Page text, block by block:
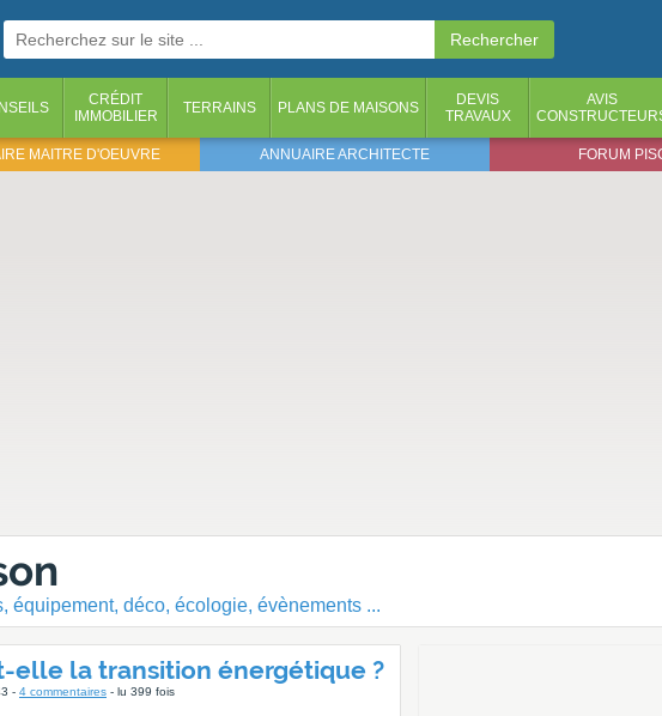
CRÉDIT
IMMOBILIER
TERRAINS PLANS DE MAISONS
DEVIS
TRAVAUX
AVIS
MAITRE D'OEUVRE ANNUAIRE ARCHITECTE FORUM
équipement, déco, écologie, évènements ...
la transition énergétique ?
- 4 commentaires - lu 399 fois